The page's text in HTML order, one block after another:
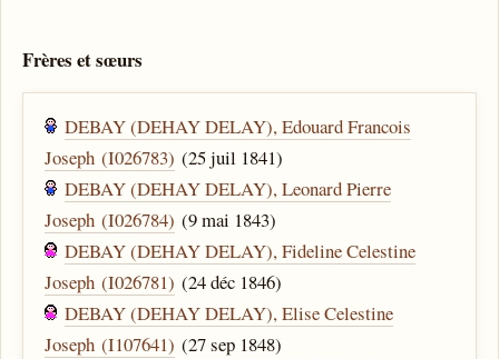
Frères et sœurs
DEBAY (DEHAY DELAY), Edouard Francois
Joseph (I026783) (25 juil 1841)
DEBAY (DEHAY DELAY), Leonard Pierre
Joseph (I026784) (9 mai 1843)
DEBAY (DEHAY DELAY), Fideline Celestine
Joseph (I026781) (24 déc 1846)
DEBAY (DEHAY DELAY), Elise Celestine
Joseph (I107641) (27 sep 1848)